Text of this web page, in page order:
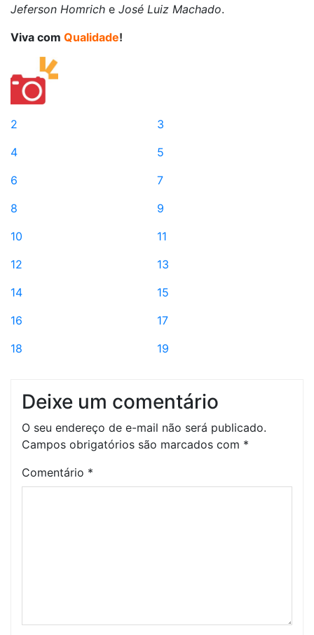
Jeferson Homrich e José Luiz Machado.
Viva com Qualidade!
2
3
4
5
6
7
8
9
10
11
12
13
14
15
16
17
18
19
Deixe um comentário
O seu endereço de e-mail não será publicado.
Campos obrigatórios são marcados com *
Comentário *